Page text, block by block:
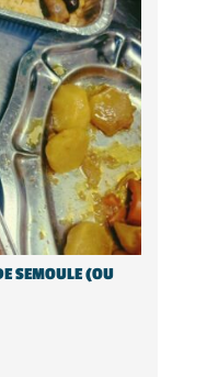
SEMOULE (OU